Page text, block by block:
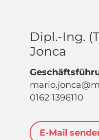
Dipl.-Ing.
Jonca
0162 1396110
E-Mail